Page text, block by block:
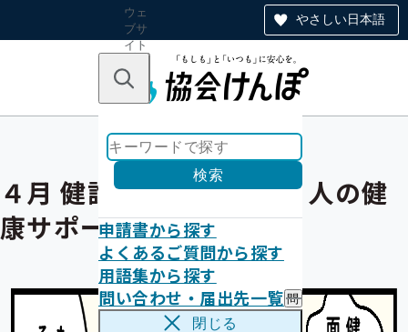
やさしい日本語
ウェ
ブサ
イト
のナ
ン
キーワードで探す
検索
申請書から探す
よくあるご質問から探す
用語集から探す
問い合わせ・届出先一覧 問
い
閉じる
４月 健診で守る未来 働く人の健
康サポート！